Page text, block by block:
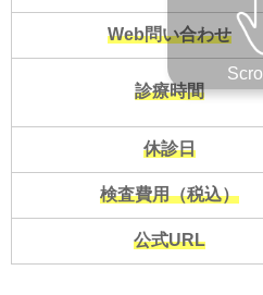
Web問い合わせ
診療時間
休診日
検査費用（税込）
公式URL
Scroll